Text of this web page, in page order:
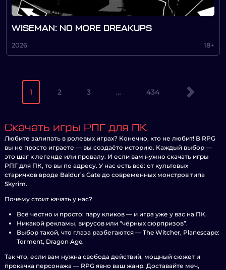
WISEMAN: NO MORE BREAKUPS
2026 18+
1 2 3 … 434
Скачать игры РПГ для ПК
Любите залипать в ролевых играх? Конечно, кто не любит! В RPG
вы не просто играете — вы создаёте историю. Каждый выбор —
это шаг к легенде или провалу. И если вам нужно скачать игры
РПГ для ПК, то вы по адресу. У нас есть всё: от культовых
старичков вроде Baldur’s Gate до современных монстров типа
Skyrim.
Почему стоит качать у нас?
Всё честно и просто: пару кликов — и игра уже у вас на ПК.
Никакой рекламы, вирусов или “чёрных сюрпризов”.
Выбор такой, что глаза разбегаются — The Witcher, Planescape:
Torment, Dragon Age.
Так что, если вам нужна свобода действий, мощный сюжет и
прокачка персонажа — RPG явно ваш жанр. Доставайте меч,